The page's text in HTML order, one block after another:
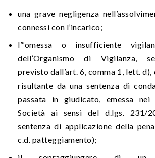
una grave negligenza
connessi con l’incarico;
l’“omessa o insufficiente
dell’Organismo di Vigilanza,
previsto dall’art. 6, comma 1, lett. d),
risultante da una sentenza di
passata in giudicato, emessa
Società ai sensi del d.lgs. 231/
sentenza di applicazione della
c.d. patteggiamento);